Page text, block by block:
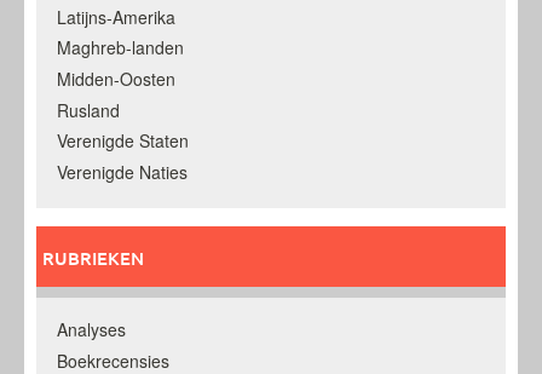
Latijns-Amerika
Maghreb-landen
Midden-Oosten
Rusland
Verenigde Staten
Verenigde Naties
RUBRIEKEN
Analyses
Boekrecensies